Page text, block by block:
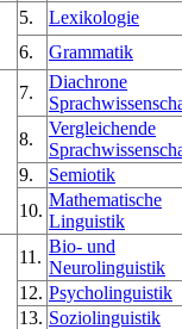
5.
Lexikologie
6.
Grammatik
7.
Diachrone
8.
Vergleichende
9.
Semiotik
10.
Mathematische
Linguistik
11.
Bio- und
Neurolinguistik
12. Psycholinguistik
13. Soziolinguistik